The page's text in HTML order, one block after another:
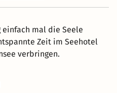
einfach mal die Seele
Zeit im Seehotel
verbringen.